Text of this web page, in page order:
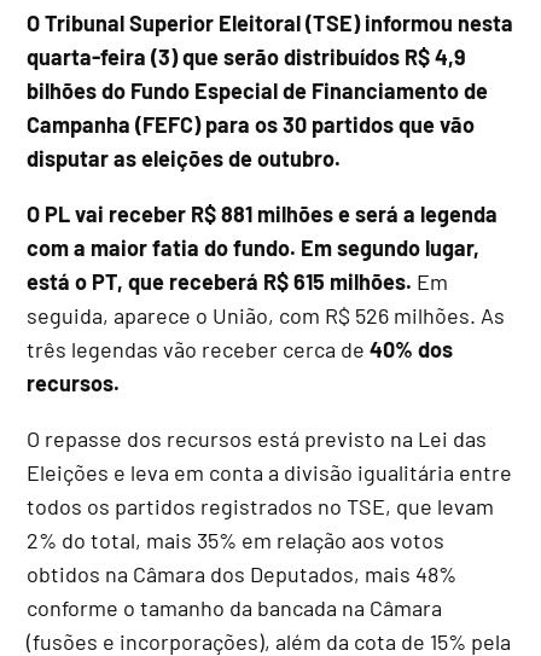
O Tribunal Superior Eleitoral (TSE) informou nesta
quarta-feira (3) que serão distribuídos R$ 4,9
bilhões do Fundo Especial de Financiamento de
Campanha (FEFC) para os 30 partidos que vão
disputar as eleições de outubro.
O PL vai receber R$ 881 milhões e será a legenda
com a maior fatia do fundo. Em segundo lugar,
está o PT, que receberá R$ 615 milhões. Em
seguida, aparece o União, com R$ 526 milhões. As
três legendas vão receber cerca de40% dos
recursos.
O repasse dos recursos está previsto na Lei das
Eleições e leva em conta a divisão igualitária entre
todos os partidos registrados no TSE, que levam
2% do total, mais 35% em relação aos votos
obtidos na Câmara dos Deputados, mais 48%
conforme o tamanho da bancada na Câmara
(fusões e incorporações), além da cota de 15% pela